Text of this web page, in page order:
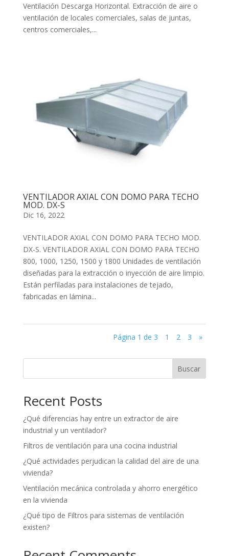
Ventilación Descarga Horizontal. Extracción de aire o
ventilación de locales comerciales, salas de juntas,
centros comerciales,...
VENTILADOR AXIAL CON DOMO PARA TECHO
MOD. DX-S
Dic 16, 2022
VENTILADOR AXIAL CON DOMO PARA TECHO MOD.
DX-S. VENTILADOR AXIAL CON DOMO PARA TECHO
800, 1000, 1250, 1500 y 1800 Unidades de ventilación
diseñadas para la extracción o inyección de aire limpio.
Están perfiladas para instalaciones de tejado,
fabricadas en lámina...
Página 1 de 3 1 2 3 »
Buscar
Recent Posts
¿Qué diferencias hay entre un extractor de aire
industrial y un ventilador?
Filtros de ventilación para una cocina industrial
¿Qué actividades perjudican la calidad del aire de una
vivienda?
Ventilación mecánica controlada y ahorro energético
en la vivienda
¿Qué tipo de Filtros para sistemas de ventilación
existen?